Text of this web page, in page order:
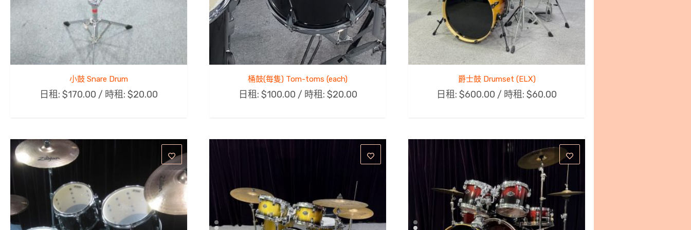
小鼓 Snare Drum
日租:$170.00 / 時租:$20.00
桶鼓(每隻) Tom-toms (each)
日租: $100.00 / 時租: $20.00
爵士鼓 Drumset (ELX)
日租:$600.00 / 時租:$60.00